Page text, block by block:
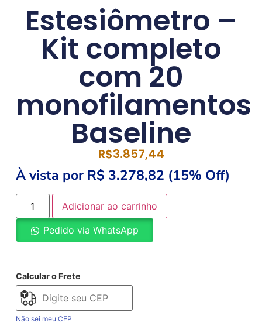
Estesiômetro –
Kit completo
com 20
monofilamentos
Baseline
R$3.857,44
À vista por R$ 3.278,82 (15% Off)
Adicionar ao carrinho
Pedido via WhatsApp
Calcular o Frete
Não sei meu CEP